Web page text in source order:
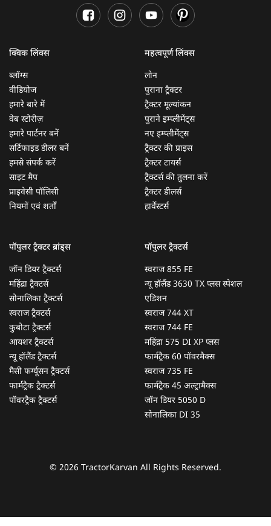
क्विक लिंक्स
ब्लॉग्स
वीडियोज
हमारे बारे में
वेब स्टोरीज़
हमारे पार्टनर बनें
सर्टिफाइड डीलर बनें
हमसे संपर्क करें
साइट मैप
प्राइवेसी पॉलिसी
नियमों एवं शर्तों
महत्वपूर्ण लिंक्स
लोन
पुराना ट्रैक्टर
ट्रैक्टर मूल्यांकन
पुराने इम्प्लीमेंट्स
नए इम्प्लीमेंट्स
ट्रैक्टर की प्राइस
ट्रैक्टर टायर्स
ट्रैक्टर्स की तुलना करें
ट्रैक्टर डीलर्स
हार्वेस्टर्स
पॉपुलर ट्रैक्टर ब्रांड्स
जॉन डियर ट्रैक्टर्स
महिंद्रा ट्रैक्टर्स
सोनालिका ट्रैक्टर्स
स्वराज ट्रैक्टर्स
कुबोटा ट्रैक्टर्स
आयशर ट्रैक्टर्स
न्यू हॉलैंड ट्रैक्टर्स
मैसी फर्ग्यूसन ट्रैक्टर्स
फार्मट्रैक ट्रैक्टर्स
पॉवरट्रैक ट्रैक्टर्स
पॉपुलर ट्रैक्टर्स
स्वराज 855 FE
न्यू हॉलैंड 3630 TX प्लस स्पेशल
एडिशन
स्वराज 744 XT
स्वराज 744 FE
महिंद्रा 575 DI XP प्लस
फार्मट्रैक 60 पॉवरमैक्स
स्वराज 735 FE
फार्मट्रैक 45 अल्ट्रामैक्स
जॉन डियर 5050 D
सोनालिका DI 35
© 2026 TractorKarvan All Rights Reserved.